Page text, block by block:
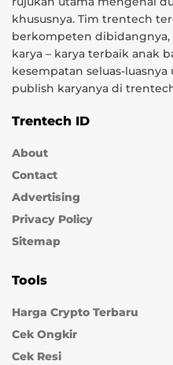
khususnya. Tim trentech
berkompeten
karya – karya terbaik anak
kesempatan seluas-
publish karyanya di
Trentech ID
About
Contact
Advertising
Privacy Policy
Sitemap
Tools
Harga Crypto Terbaru
Cek Ongkir
Cek Resi